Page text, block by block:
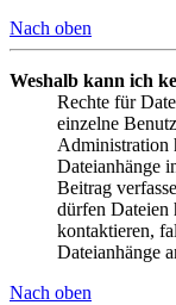
Nach oben
Weshalb kann ich
Rechte für
einzelne
Administration
Dateianhänge
Beitrag
dürfen Dateien
kontaktieren,
Dateianhänge
Nach oben